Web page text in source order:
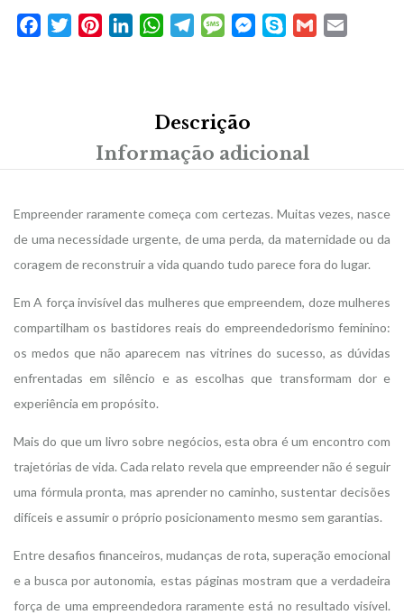
FacebookTwitterPinterestLinkedInWhatsAppTelegramMessageMessenger
Skype Gmail
Descrição
Informação adicional
Empreender raramente começa com certezas. Muitas vezes, nasce
de uma necessidade urgente, de uma perda, da maternidade ou da
coragem de reconstruir a vida quando tudo parece fora do lugar.
Em A força invisível das mulheres que empreendem, doze mulheres
compartilham os bastidores reais do empreendedorismo feminino:
os medos que não aparecem nas vitrines do sucesso, as dúvidas
enfrentadas em silêncio e as escolhas que transformam dor e
experiência em propósito.
Mais do que um livro sobre negócios, esta obra é um encontro com
trajetórias de vida. Cada relato revela que empreender não é seguir
uma fórmula pronta, mas aprender no caminho, sustentar decisões
difíceis e assumir o próprio posicionamento mesmo sem garantias.
Entre desafios financeiros, mudanças de rota, superação emocional
e a busca por autonomia, estas páginas mostram que a verdadeira
força de uma empreendedora raramente está no resultado visível.